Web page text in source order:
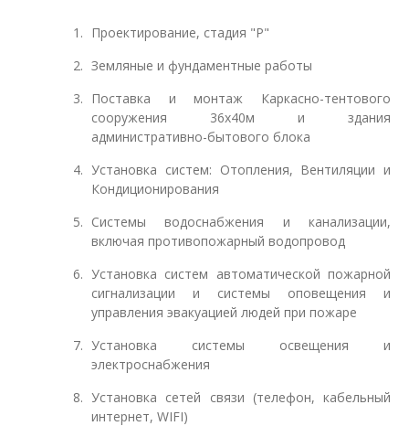
Проектирование, стадия "Р"
Земляные и фундаментные работы
Поставка и монтаж Каркасно-тентового
сооружения 36х40м и здания
административно-бытового блока
Установка систем: Отопления, Вентиляции и
Кондиционирования
Системы водоснабжения и канализации,
включая противопожарный водопровод
Установка систем автоматической пожарной
сигнализации и системы оповещения и
управления эвакуацией людей при пожаре
Установка системы освещения и
электроснабжения
Установка сетей связи (телефон, кабельный
интернет, WIFI)